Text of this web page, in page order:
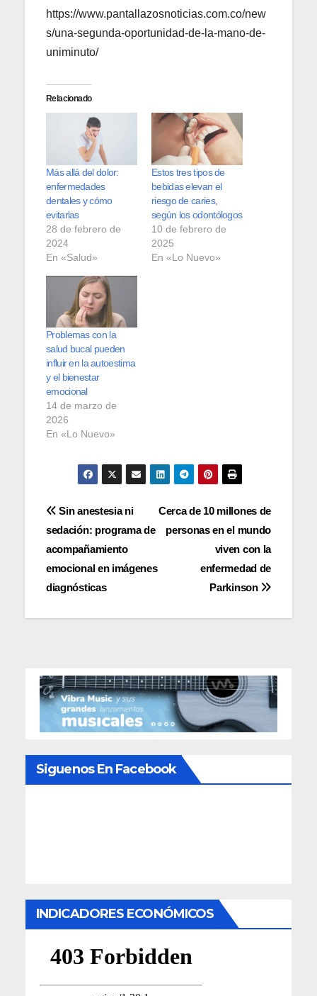
https://www.pantallazosnoticias.com.co/new
s/una-segunda-oportunidad-de-la-mano-de-
uniminuto/
Relacionado
Más allá del dolor:
enfermedades
dentales y cómo
evitarlas
28 de febrero de
2024
En «Salud»
Estos tres tipos de
bebidas elevan el
riesgo de caries,
según los odontólogos
10 de febrero de
2025
En «Lo Nuevo»
Problemas con la
salud bucal pueden
influir en la autoestima
y el bienestar
emocional
14 de marzo de
2026
En «Lo Nuevo»
Navegación
de
entradas
Cerca de 10 millones de
personas en el mundo
viven con la
enfermedad de
Parkinson
Sin anestesia ni
sedación: programa de
acompañamiento
emocional en imágenes
diagnósticas
Siguenos En Facebook
INDICADORES ECONÓMICOS